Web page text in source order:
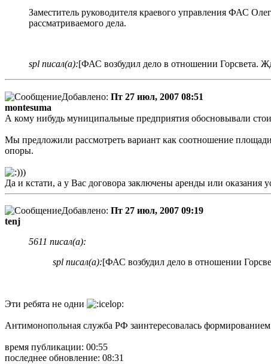
Заместитель руководителя краевого управления ФАС
рассматриваемого дела.
spl писал(а):[ФАС возбудил дело в отношении Горсвета.
Добавлено: Пт 27 июл, 2007 08:51
montesuma
А кому нибудь муниципальные предприятия обосновывали
Мы предложили рассмотреть вариант как соотношение
опоры.
))
Да и кстати, а у Вас договора заключены аренды или оказания
Добавлено: Пт 27 июл, 2007 09:19
tenj
5611 писал(а):
spl писал(а):[ФАС возбудил дело в отношении
Эти ребята не одни
Антимонопольная служба РФ заинтересовалась
время публикации: 00:55
последнее обновление: 08:31